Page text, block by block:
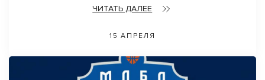
ЧИТАТЬ ДАЛЕЕ
15 АПРЕЛЯ